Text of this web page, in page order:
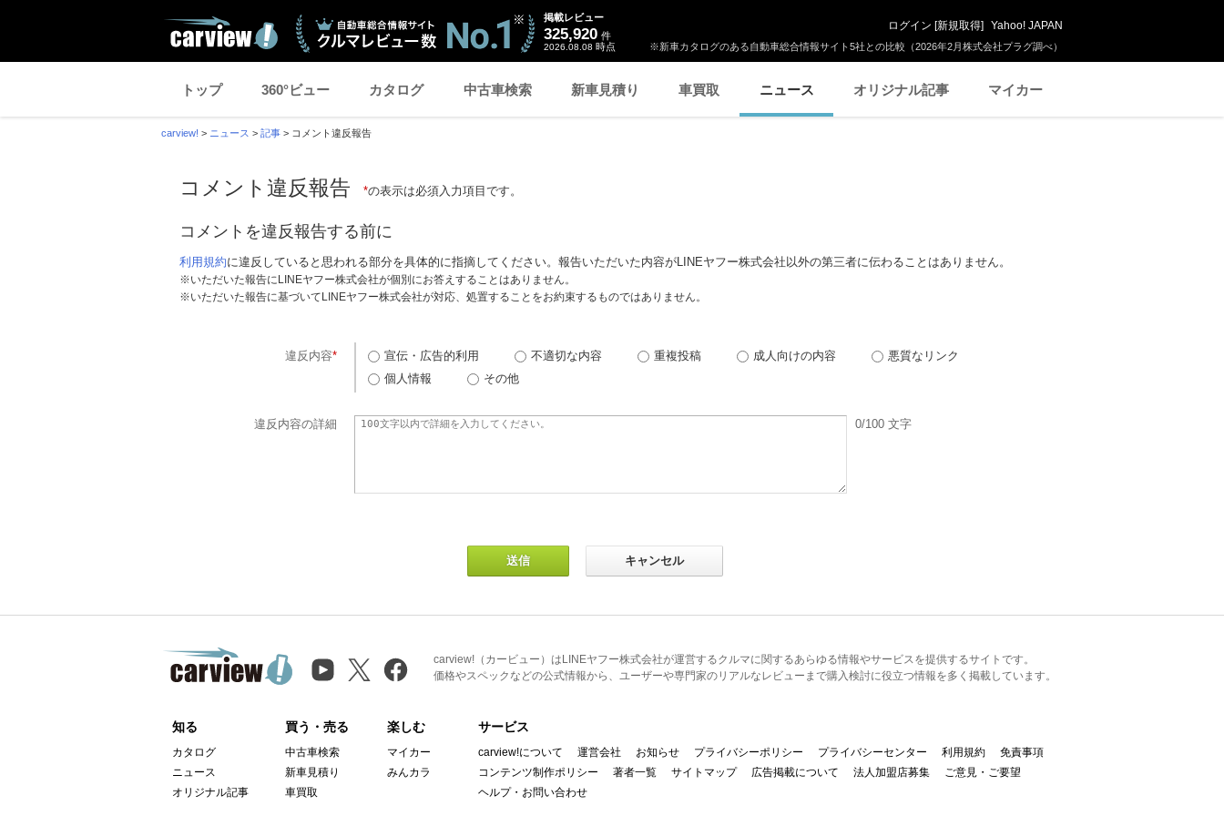
※新車カタログのある自動車総合情報サイト5社との比較（2026年2月株式会社プラグ調べ）
掲載レビュー
325,920 件
2026.08.08 時点
ログイン [新規取得] Yahoo! JAPAN
トップ 360°ビュー カタログ 中古車検索 新車見積り 車買取 ニュース オリジナル記事 マイカー
carview! > ニュース > 記事 > コメント違反報告
コメント違反報告 *の表示は必須入力項目です。
コメントを違反報告する前に
利用規約に違反していると思われる部分を具体的に指摘してください。報告いただいた内容がLINEヤフー株式会社以外の第三者に伝わることはありません。
※いただいた報告にLINEヤフー株式会社が個別にお答えすることはありません。
※いただいた報告に基づいてLINEヤフー株式会社が対応、処置することをお約束するものではありません。
違反内容* 宣伝・広告的利用 不適切な内容 重複投稿 成人向けの内容
悪質なリンク
個人情報
その他
違反内容の詳細 0/100 文字
carview!（カービュー）はLINEヤフー株式会社が運営するクルマに関するあらゆる情報やサービスを提供するサイトです。
価格やスペックなどの公式情報から、ユーザーや専門家のリアルなレビューまで購入検討に役立つ情報を多く掲載しています。
知る
カタログ
ニュース
オリジナル記事
買う・売る
中古車検索
新車見積り
車買取
楽しむ
マイカー
みんカラ
サービス
carview!について 運営会社 お知らせ プライバシーポリシー プライバシーセンター 利用規約
免責事項
コンテンツ制作ポリシー
著者一覧 サイトマップ 広告掲載について 法人加盟店募集
ご意見・ご要望
ヘルプ・お問い合わせ